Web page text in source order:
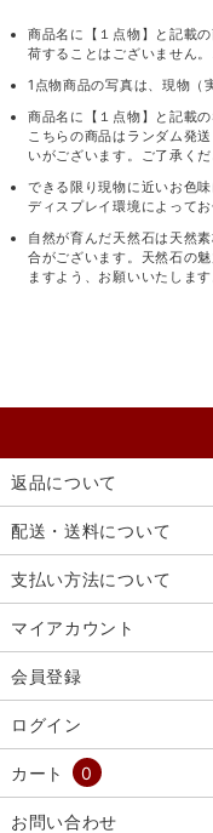
商品名に【１点物】と記載
荷することはございません。
1点物商品の写真は、現物（
商品名に【１点物】と記載
こちらの商品はランダム発
いがございます。ご了承くだ
できる限り現物に近いお色
ディスプレイ環境によって
自然が育んだ天然石は天然
合がございます。天然石の
ますよう、お願いいたします
返品について
配送・送料について
支払い方法について
マイアカウント
会員登録
ログイン
カート 0
お問い合わせ